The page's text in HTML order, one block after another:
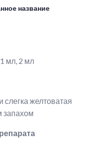
название
мл, 2 мл
слегка желтоватая
запахом